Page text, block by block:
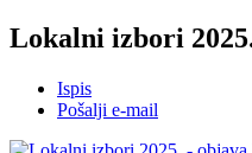
Lokalni izbori
Ispis
Pošalji e-mail